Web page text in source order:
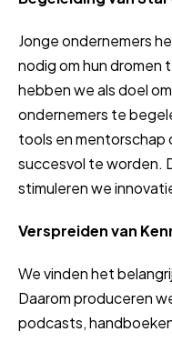
Jonge ondernemers
nodig om hun dromen
hebben we als doel
ondernemers te
tools en mentorschap
succesvol te worden.
stimuleren we
Verspreiden van
We vinden het
Daarom produceren
podcasts,